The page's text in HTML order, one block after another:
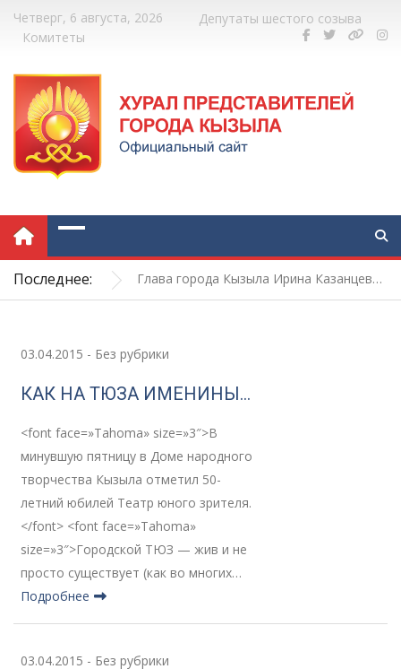
Четверг, 6 августа, 2026
Депутаты шестого созыва
Комитеты
Последнее:
Новый понтонный причал в Кызыле: работы завершатся в течение трёх дней
Выездная встреча с жителями МКД по улице Иркутская, дома 1–4
Глава города Кызыла Ирина Казанцева поздравила с 92-летием Почётного гражданина города Кызыла Григория Чоодуевича Ширшина
Сегодня день рождения отмечает Почетный гражданин города Кызыла Григорий Чоодуевич Ширшин!
03.04.2015 - Без рубрики
КАК НА ТЮЗА ИМЕНИНЫ…
<font face=»Tahoma» size=»3″>В
минувшую пятницу в Доме народного
творчества Кызыла отметил 50-
летний юбилей Театр юного зрителя.
</font> <font face=»Tahoma»
size=»3″>Городской ТЮЗ — жив и не
просто существует (как во многих…
Подробнее
03.04.2015 - Без рубрики